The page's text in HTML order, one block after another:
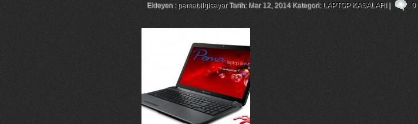
Ekleyen : pemabilgisayarTarih: Mar 12, 2014 Kategori: LAPTOP KASALARI| 0